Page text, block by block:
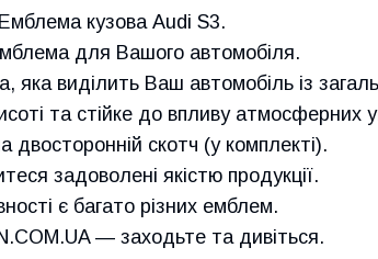
Емблема кузова Audi S3.
для Вашого автомобіля.
виділить Ваш автомобіль із
та стійке до впливу атмосферних
двосторонній скотч (у комплекті).
задоволені якістю продукції.
є багато різних емблем.
— заходьте та дивіться.